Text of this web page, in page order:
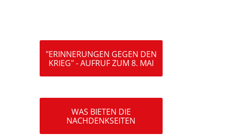
"ERINNERUNGEN GEGEN DEN
KRIEG" - AUFRUF ZUM 8. MAI
WAS BIETEN DIE
NACHDENKSEITEN